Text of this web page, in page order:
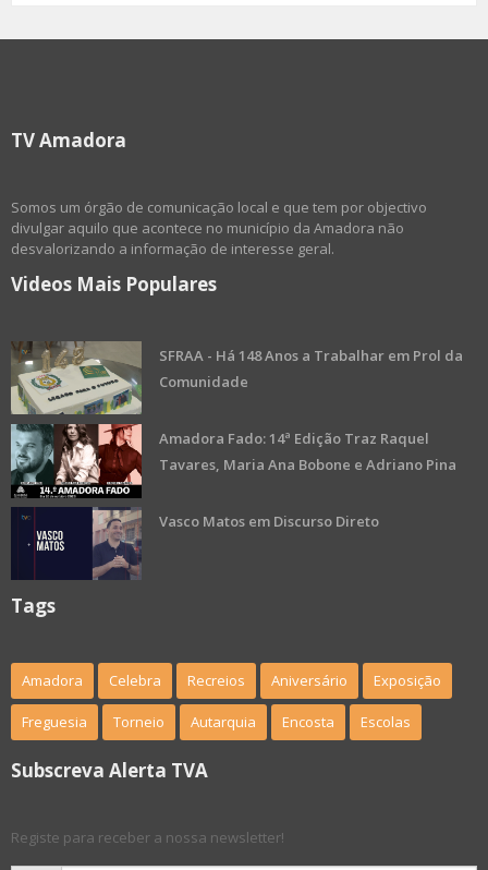
TV Amadora
Somos um órgão de comunicação local e que tem por objectivo
divulgar aquilo que acontece no município da Amadora não
desvalorizando a informação de interesse geral.
Videos Mais Populares
SFRAA - Há 148 Anos a Trabalhar em Prol da
Comunidade
Amadora Fado: 14ª Edição Traz Raquel
Tavares, Maria Ana Bobone e Adriano Pina
Vasco Matos em Discurso Direto
Tags
Amadora Celebra Recreios Aniversário Exposição
Freguesia Torneio Autarquia Encosta Escolas
Subscreva Alerta TVA
Registe para receber a nossa newsletter!